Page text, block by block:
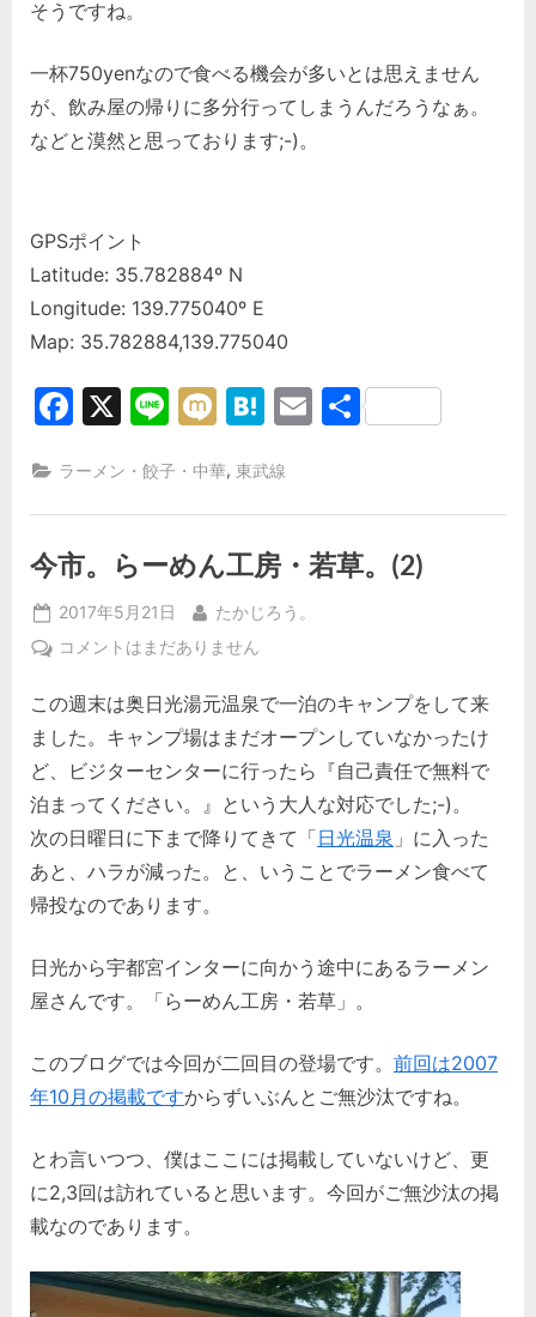
そうですね。
一杯750yenなので食べる機会が多いとは思えません
が、飲み屋の帰りに多分行ってしまうんだろうなぁ。
などと漠然と思っております;-)。
GPSポイント
Latitude: 35.782884º N
Longitude: 139.775040º E
Map: 35.782884,139.775040
Facebook
X LineMixiHatena
Email
共
ラーメン・餃子・中華,東武線
今市。らーめん工房・若草。(2)
Posted
on
2017年5月21日 By
たかじろう。
今
ら
ー
ん
工
房・
若
草。
(2)
の
コメントはまだありません
この週末は奥日光湯元温泉で一泊のキャンプをして来
ました。キャンプ場はまだオープンしていなかったけ
ど、ビジターセンターに行ったら『自己責任で無料で
泊まってください。』という大人な対応でした;-)。
次の日曜日に下まで降りてきて「日光温泉 」に入った
あと、ハラが減った。と、いうことでラーメン食べて
帰投なのであります。
日光から宇都宮インターに向かう途中にあるラーメン
屋さんです。「らーめん工房・若草」。
このブログでは今回が二回目の登場です。 前回は2007
年10月の掲載ですからずいぶんとご無沙汰ですね。
とわ言いつつ、僕はここには掲載していないけど、更
に2,3回は訪れていると思います。今回がご無沙汰の掲
載なのであります。